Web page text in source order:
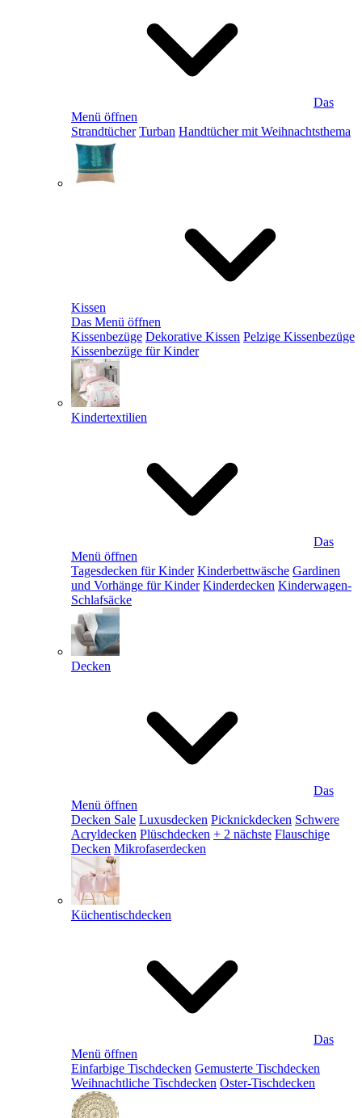
Das
Menü öffnen
Strandtücher Turban Handtücher mit Weihnachtsthema
Kissen
Das Menü öffnen
Kissenbezüge Dekorative Kissen Pelzige Kissenbezüge
Kissenbezüge für Kinder
Kindertextilien
Das
Menü öffnen
Tagesdecken für Kinder Kinderbettwäsche Gardinen
und Vorhänge für Kinder Kinderdecken Kinderwagen-
Schlafsäcke
Decken
Das
Menü öffnen
Decken Sale Luxusdecken Picknickdecken Schwere
Acryldecken Plüschdecken + 2 nächste Flauschige
Decken Mikrofaserdecken
Küchentischdecken
Das
Menü öffnen
Einfarbige Tischdecken Gemusterte Tischdecken
Weihnachtliche Tischdecken Oster-Tischdecken